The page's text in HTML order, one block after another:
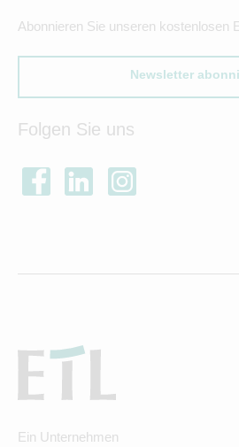
Abonnieren Sie unseren kostenlosen
Newsletter
Folgen Sie uns
Ein Unternehmen